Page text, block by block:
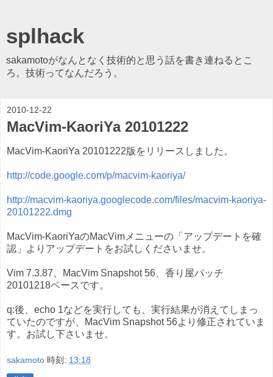
splhack
sakamotoがなんとなく技術的と思う話を書き連ねるとこ
ろ。技術ってなんだろう。
2010-12-22
MacVim-KaoriYa 20101222
MacVim-KaoriYa 20101222版をリリースしました。
http://code.google.com/p/macvim-kaoriya/
http://macvim-kaoriya.googlecode.com/files/macvim-kaoriya-
20101222.dmg
MacVim-KaoriYaのMacVimメニューの「アップデートを確
認」よりアップデートをお試しくださいませ。
Vim 7.3.87、MacVim Snapshot 56、香り屋パッチ
20101218ベースです。
q:後、echo 1などを実行しても、実行結果が消えてしまっ
ていたのですが、MacVim Snapshot 56より修正されていま
す。お試し下さいませ。
sakamoto 時刻: 13:18